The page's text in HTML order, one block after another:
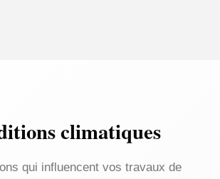
climatiques
qui influencent vos travaux de